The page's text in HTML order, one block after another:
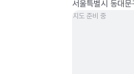
서울특별시 동대
지도 준비 중